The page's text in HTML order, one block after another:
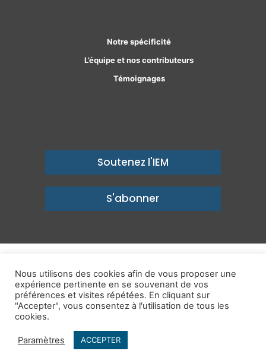
Notre spécificité
L’équipe et nos contributeurs
Témoignages
Soutenez l'IEM
S'abonner
un avenir prospère
Mentions légales-Politique de confidentialité-Contact
Publications
Nous utilisons des cookies afin de vous proposer une
expérience pertinente en se souvenant de vos
préférences et visites répétées. En cliquant sur
"Accepter", vous consentez à l'utilisation de tous les
cookies.
Paramètres ACCEPTER